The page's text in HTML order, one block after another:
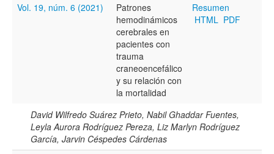
Vol. 19, núm. 6 (2021)
Patrones
hemodinámicos
cerebrales en
pacientes con
trauma
craneoencefálico
y su relación con
la mortalidad
Resumen
HTML PDF
David Wilfredo Suárez Prieto, Nabil Ghaddar Fuentes,
Leyla Aurora Rodríguez Pereza, Liz Marlyn Rodríguez
García, Jarvin Céspedes Cárdenas